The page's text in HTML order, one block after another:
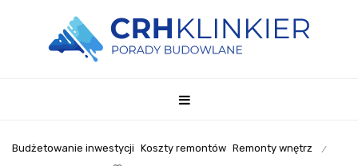
Budżetowanie inwestycji Koszty remontów Remonty wnętrz /